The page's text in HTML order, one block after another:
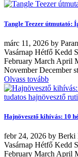
Tangle Teezer útmutató:
márc 11, 2026 by
Vasárnap Hétfő Kedd
February March April
November December
Olvass tovább
Hajnövesztő kihívás: 10
febr 24, 2026 by Berki
Vasárnap Hétfő Kedd
February March April